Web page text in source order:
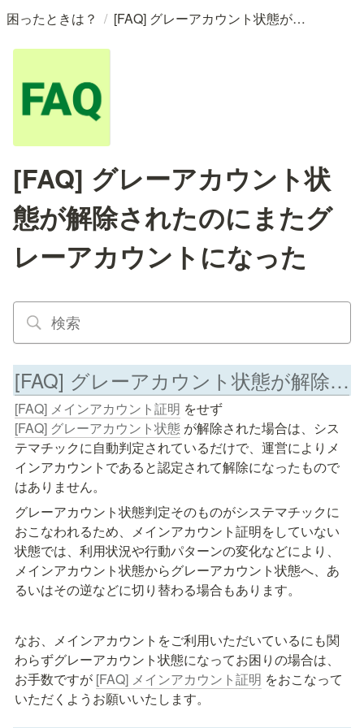
困ったときは？ / [FAQ] グレーアカウント状態が解除されたのにまたグレーアカウントになった
[FAQ] グレーアカウント状
態が解除されたのにまたグ
レーアカウントになった
[FAQ] グレーアカウント状態が解除されたのにまたグレーアカウントになった
[FAQ] メインアカウント証明 をせず
[FAQ] グレーアカウント状態 が解除された場合は、シス
テマチックに自動判定されているだけで、運営によりメ
インアカウントであると認定されて解除になったもので
はありません。
グレーアカウント状態判定そのものがシステマチックに
おこなわれるため、メインアカウント証明をしていない
状態では、利用状況や行動パターンの変化などにより、
メインアカウント状態からグレーアカウント状態へ、あ
るいはその逆などに切り替わる場合もあります。
なお、メインアカウントをご利用いただいているにも関
わらずグレーアカウント状態になってお困りの場合は、
お手数ですが [FAQ] メインアカウント証明 をおこなって
いただくようお願いいたします。